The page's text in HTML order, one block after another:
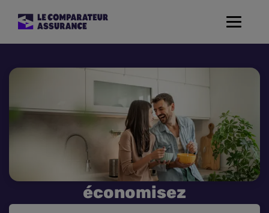
Toggle
Assurance Habitation
Assurance de prêtéconomisez